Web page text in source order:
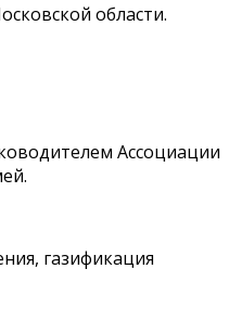
области.
Ассоциации
газификация